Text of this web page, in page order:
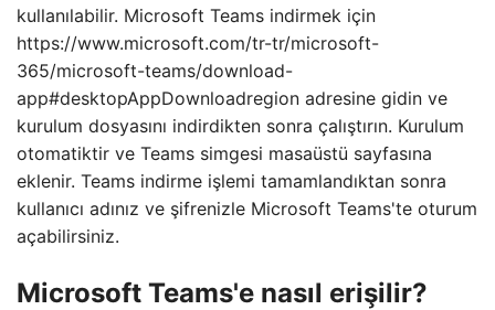
kullanılabilir. Microsoft Teams indirmek için
https://www.microsoft.com/tr-tr/microsoft-
365/microsoft-teams/download-
app#desktopAppDownloadregion adresine gidin ve
kurulum dosyasını indirdikten sonra çalıştırın. Kurulum
otomatiktir ve Teams simgesi masaüstü sayfasına
eklenir. Teams indirme işlemi tamamlandıktan sonra
kullanıcı adınız ve şifrenizle Microsoft Teams'te oturum
açabilirsiniz.
Microsoft Teams'e nasıl erişilir?